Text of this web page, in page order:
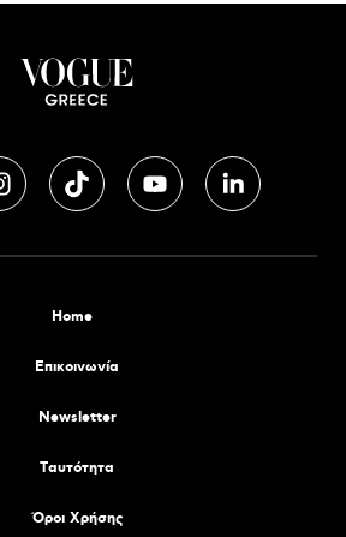
Home
Επικοινωνία
Newsletter
Tαυτότητα
Όροι Χρήσης